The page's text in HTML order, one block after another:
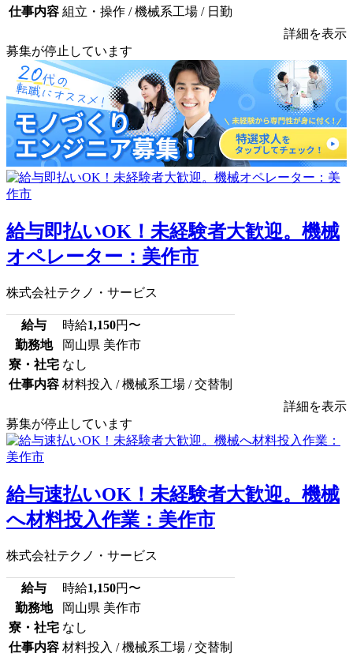
仕事内容 組立・操作 / 機械系工場 / 日勤
詳細を表示
募集が停止しています
給与即払いOK！未経験者大歓迎。機械
オペレーター：美作市
株式会社テクノ・サービス
給与 時給1,150円〜
勤務地
岡山県 美作市
寮・社宅 なし
仕事内容 材料投入 / 機械系工場 / 交替制
詳細を表示
募集が停止しています
給与速払いOK！未経験者大歓迎。機械
へ材料投入作業：美作市
株式会社テクノ・サービス
給与 時給1,150円〜
勤務地
岡山県 美作市
寮・社宅 なし
仕事内容 材料投入 / 機械系工場 / 交替制